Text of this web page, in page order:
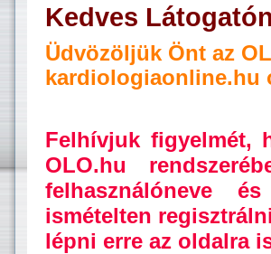
Kedves
Üdvözöljük Önt az
kardiologiaonline.hu
Felhívjuk figyelmét,
OLO.hu
felhasználóneve
ismételten
lépni erre az oldalra